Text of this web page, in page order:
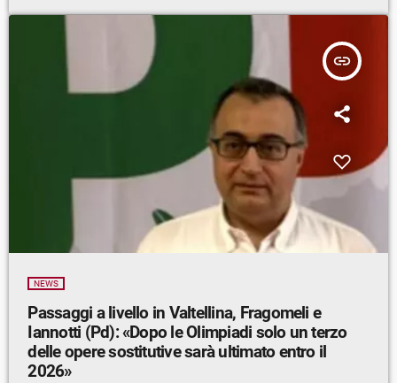
insert_link
NEWS
Passaggi a livello in Valtellina, Fragomeli e
Iannotti (Pd): «Dopo le Olimpiadi solo un terzo
delle opere sostitutive sarà ultimato entro il
2026»